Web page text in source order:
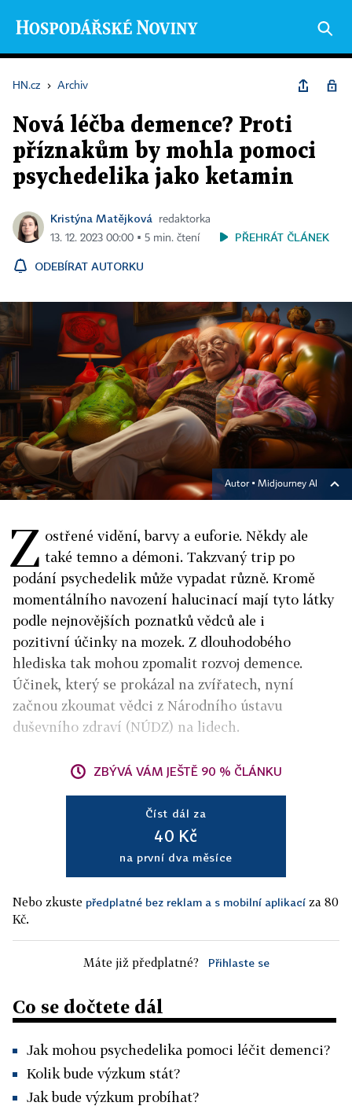
HN.cz › Archiv
Nová léčba demence? Proti
příznakům by mohla pomoci
psychedelika jako ketamin
Kristýna Matějková
redaktorka
13. 12. 2023 00:00 ▪ 5 min. čtení
PŘEHRÁT ČLÁNEK
ODEBÍRAT AUTORKU
Autor ▪ Midjourney AI
Z ostřené vidění, barvy a euforie. Někdy ale
také temno a démoni. Takzvaný trip po
podání psychedelik může vypadat různě. Kromě
momentálního navození halucinací mají tyto látky
podle nejnovějších poznatků vědců ale i
pozitivní účinky na mozek. Z dlouhodobého
hlediska tak mohou zpomalit rozvoj demence.
Účinek, který se prokázal na zvířatech, nyní
začnou zkoumat vědci z Národního ústavu
duševního zdraví (NÚDZ) na lidech.
ZBÝVÁ VÁM JEŠTĚ 90 % ČLÁNKU
Číst dál za
40 Kč
na první dva měsíce
Nebo zkuste předplatné bez reklam a s mobilní aplikací za 80
Kč.
Máte již předplatné? Přihlaste se
Co se dočtete dál
Jak mohou psychedelika pomoci léčit demenci?
Kolik bude výzkum stát?
Jak bude výzkum probíhat?